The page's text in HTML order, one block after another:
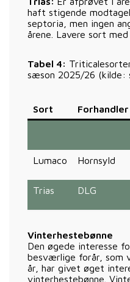
haft stigende
septoria, men ingen
årene. Lavere sort
Tabel 4:
sæson 2025/26 (kilde:
Sort Forhandler
Lumaco Hornsyld
Trias DLG
Vinterhestebønne
Den øgede interesse
besværlige forår, som
år, har givet øget
vinterhestebønne.